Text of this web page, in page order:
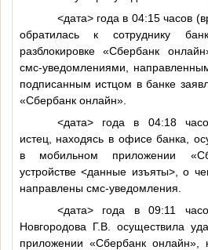
<дата>года в 04:15 часов
обратилась к сотруднику
разблокировке «Сбербанк
смс-уведомлениями,
подписанным истцом в банке
«Сбербанк онлайн».
<дата>года в 04:18
истец, находясь в офисе банка,
в мобильном приложении
устройстве<данные изъяты>, о
направлены смс-уведомления.
<дата>года в 09:11
Новгородова Г.В. осуществила
приложении «Сбербанк онлайн»,